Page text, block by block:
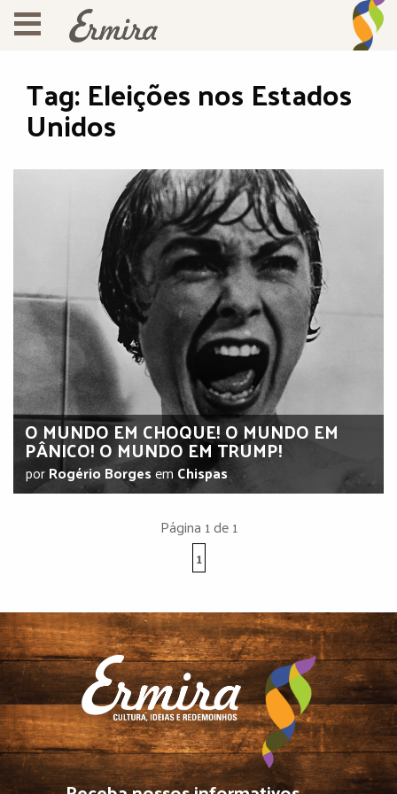
Tag:Eleições nos Estados
Unidos
O MUNDO EM CHOQUE! O MUNDO EM
PÂNICO! O MUNDO EM TRUMP!
porRogério Borgesem Chispas
Página 1 de 1
1